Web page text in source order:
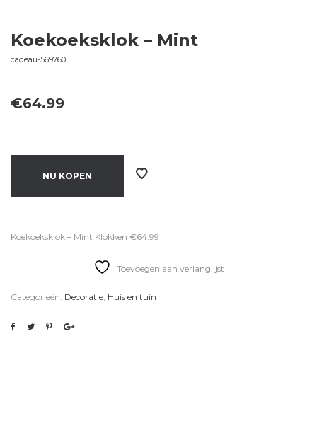
Koekoeksklok – Mint
cadeau-569760
€64.99
NU KOPEN
Koekoeksklok – Mint Klokken €64.99
Toevoegen aan verlanglijst
Categorieën: Decoratie, Huis en tuin